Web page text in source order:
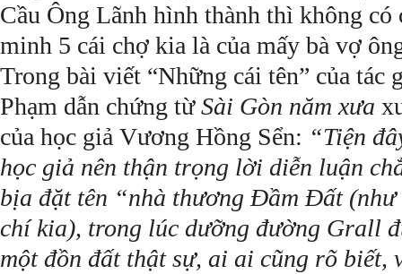
Cầu Ông Lãnh hình thành thì không có
minh 5 cái chợ kia là của mấy bà vợ
Trong bài viết “Những cái tên” của tác
Phạm dẫn chứng từSài Gòn năm xưa
của học giả Vương Hồng Sển: “Tiện
học giả nên thận trọng lời diễn luận
bịa đặt tên “nhà thương Ðầm Ðất
chí kia), trong lúc dưỡng đường Grall
một đồn đất thật sự, ai ai cũng rõ biết,